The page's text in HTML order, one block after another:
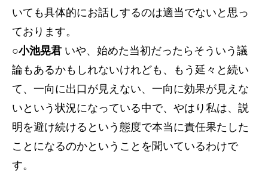
いても具体的にお話しするのは適当でないと思っ
ております。
○小池晃君 いや、始めた当初だったらそういう議
論もあるかもしれないけれども、もう延々と続い
て、一向に出口が見えない、一向に効果が見えな
いという状況になっている中で、やはり私は、説
明を避け続けるという態度で本当に責任果たした
ことになるのかということを聞いているわけで
す。